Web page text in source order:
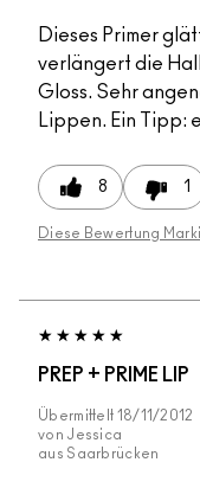
Dieses Primer
verlängert die
Gloss. Sehr
Lippen. Ein Tipp:
8 1
Diese Bewertung
PREP + PRIME LIP
Übermittelt 18/11/2012
von Jessica
aus Saarbrücken